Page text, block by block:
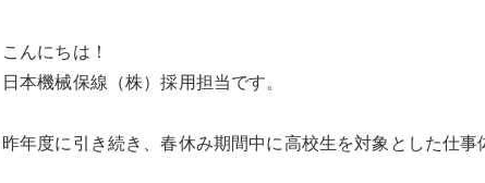
こんにちは！
日本機械保線（株）採用担当です。
昨年度に引き続き、春休み期間中に高校生を対象とした仕事